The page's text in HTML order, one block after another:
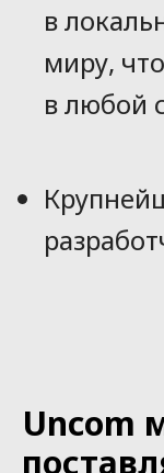
в
миру,
в любой
Uncom